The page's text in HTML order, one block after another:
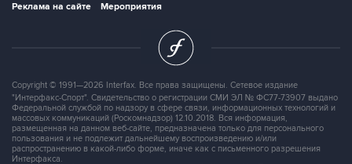
Реклама на сайте
Мероприятия
Copyright © 1991—2026 Interfax. Все права защищены. Сетевое издание
"Интерфакс-Спорт". Свидетельство о регистрации СМИ ЭЛ № ФС77-73907 выдано
Федеральной службой по надзору в сфере связи, информационных технологий и
массовых коммуникаций (Роскомнадзор) 12.10.2018. Вся информация,
размещенная на данном веб-сайте, предназначена только для персонального
пользования и не подлежит дальнейшему воспроизведению и/или
распространению в какой-либо форме, иначе как с письменного разрешения
Интерфакса.